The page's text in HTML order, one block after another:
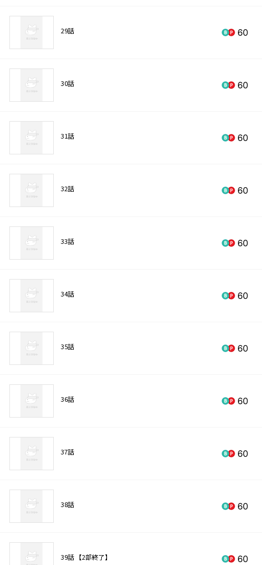
29話 60
30話 60
31話 60
32話 60
33話 60
34話 60
35話 60
36話 60
37話 60
38話 60
39話 【2部終了】 60